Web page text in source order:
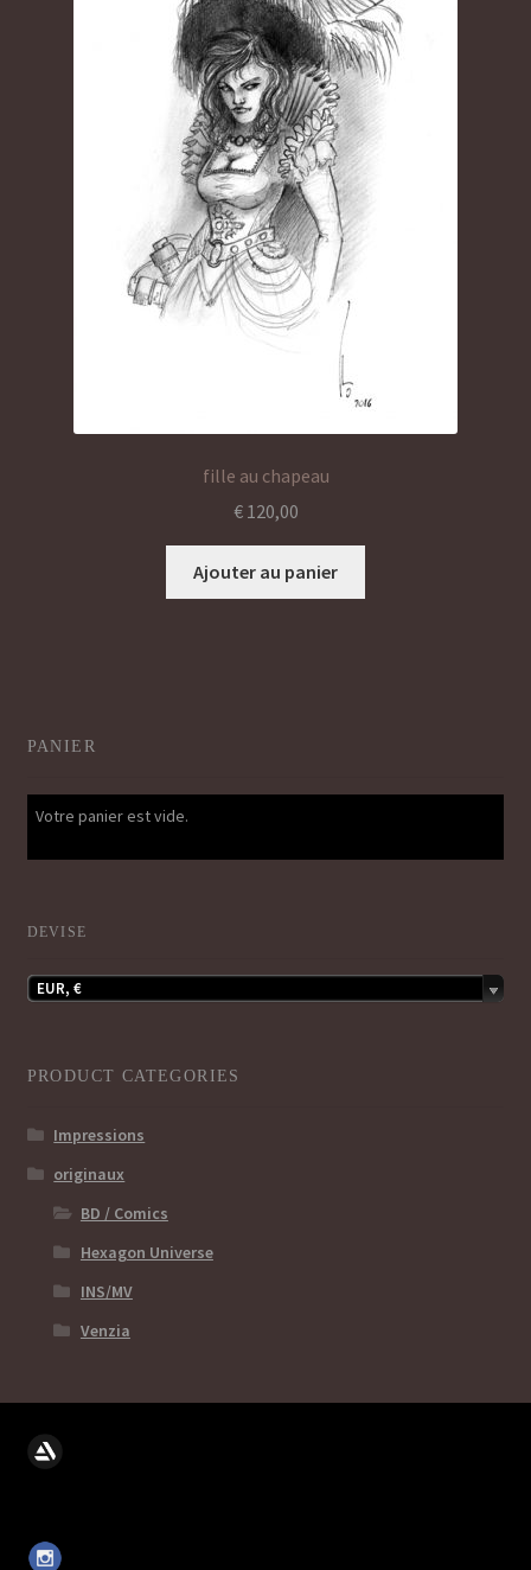
fille au chapeau
€120,00
Ajouter au panier
PANIER
Votre panier est vide.
DEVISE
EUR, €
PRODUCT CATEGORIES
Impressions
originaux
BD / Comics
Hexagon Universe
INS/MV
Venzia